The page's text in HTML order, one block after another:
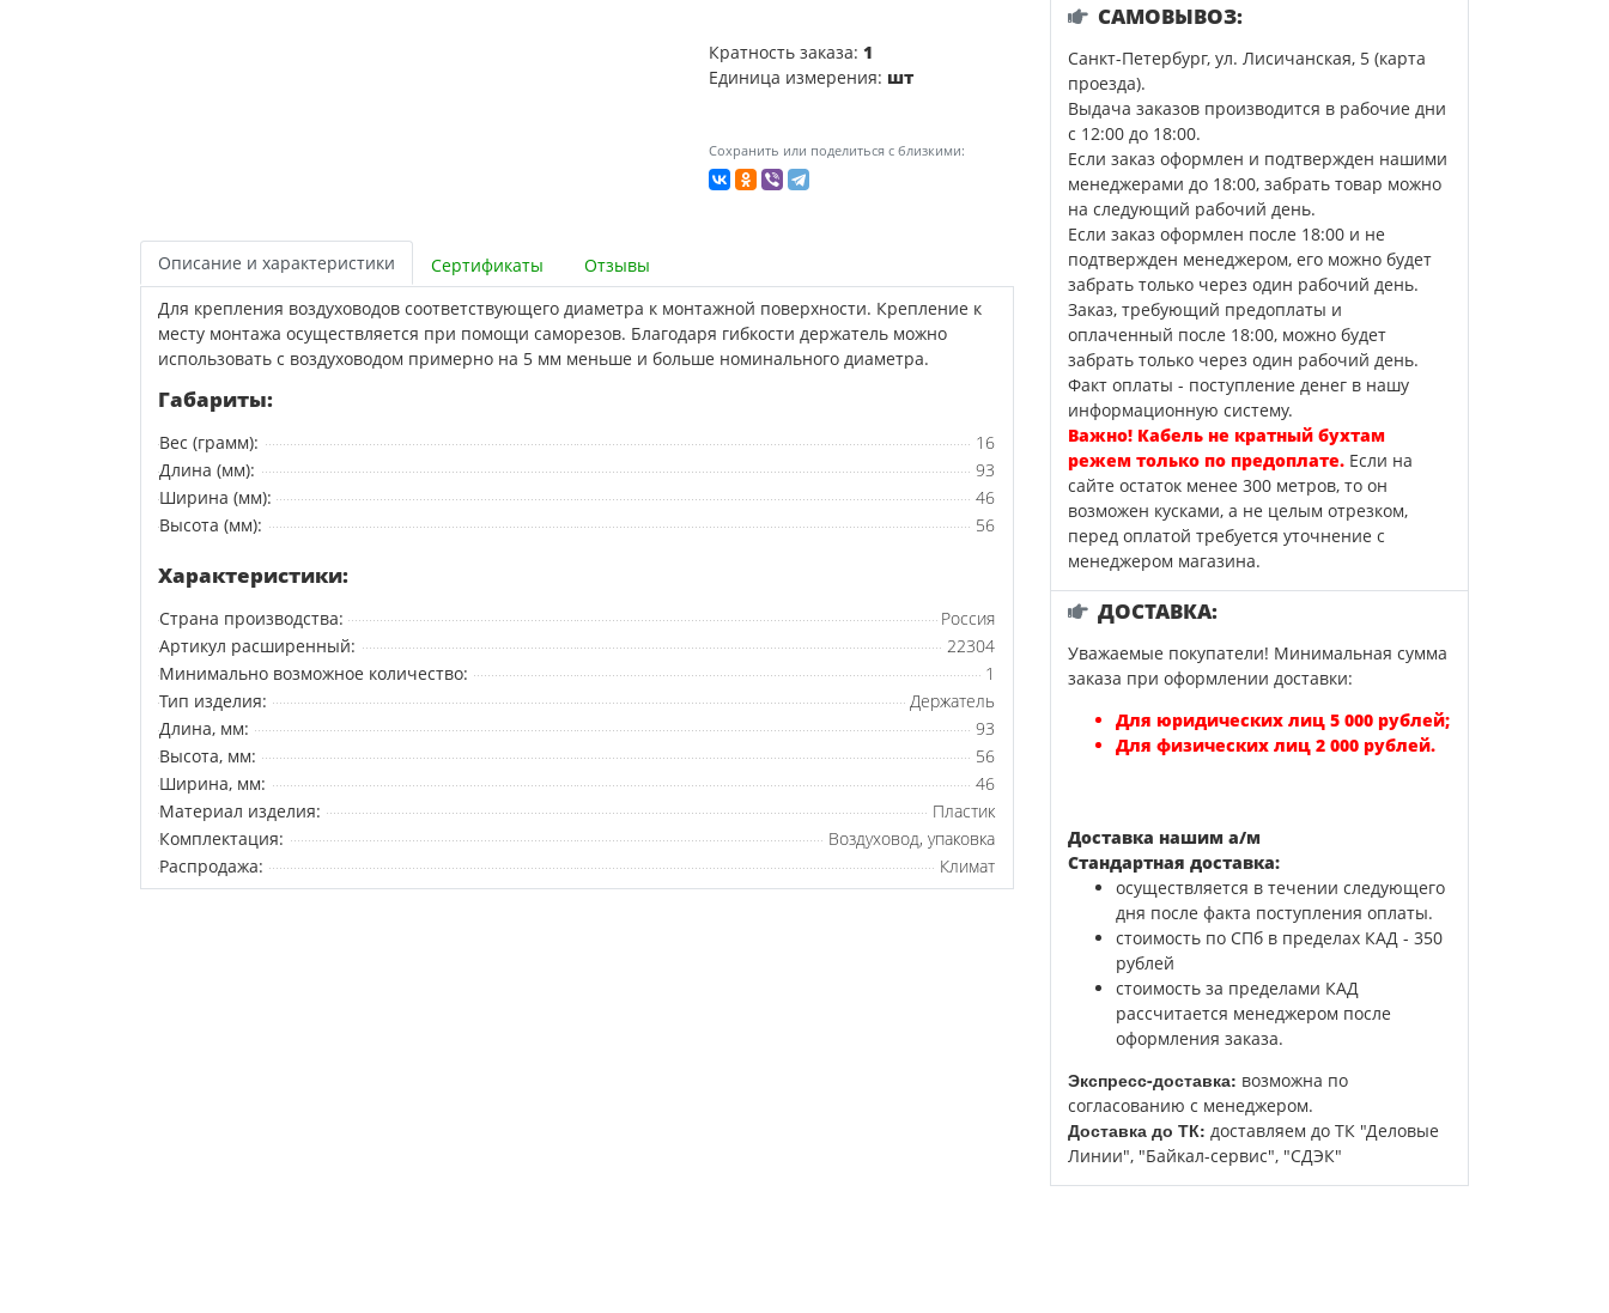
Кратность заказа: 1
Единица измерения: шт
Сохранить или поделиться с близкими:
САМОВЫВОЗ:
Санкт-Петербург, ул. Лисичанская, 5 (карта
проезда).
Выдача заказов производится в рабочие дни
с 12:00 до 18:00.
Если заказ оформлен и подтвержден нашими
менеджерами до 18:00, забрать товар можно
на следующий рабочий день.
Если заказ оформлен после 18:00 и не
подтвержден менеджером, его можно будет
забрать только через один рабочий день.
Заказ, требующий предоплаты и
оплаченный после 18:00, можно будет
забрать только через один рабочий день.
Факт оплаты - поступление денег в нашу
информационную систему.
Важно! Кабель не кратный бухтам
режем только по предоплате. Если на
сайте остаток менее 300 метров, то он
возможен кусками, а не целым отрезком,
перед оплатой требуется уточнение с
менеджером магазина.
ДОСТАВКА:
Уважаемые покупатели! Минимальная сумма
заказа при оформлении доставки:
Для юридических лиц 5 000 рублей;
Для физических лиц 2 000 рублей.
Доставка нашим а/м
Стандартная доставка:
осуществляется в течении следующего
дня после факта поступления оплаты.
стоимость по СПб в пределах КАД - 350
рублей
стоимость за пределами КАД
рассчитается менеджером после
оформления заказа.
Экспресс-доставка: возможна по
согласованию с менеджером.
Доставка до ТК: доставляем до ТК "Деловые
Линии", "Байкал-сервис", "СДЭК"
Описание и характеристики Сертификаты
Отзывы
Для крепления воздуховодов соответствующего диаметра к монтажной поверхности. Крепление к
месту монтажа осуществляется при помощи саморезов. Благодаря гибкости держатель можно
использовать с воздуховодом примерно на 5 мм меньше и больше номинального диаметра.
Габариты:
Вес (грамм):
16
Длина (мм):
93
Ширина (мм):
46
Высота (мм):
56
Характеристики:
Страна производства:
Россия
Артикул расширенный:
22304
Минимально возможное количество:
1
Тип изделия:
Держатель
Длина, мм:
93
Высота, мм:
56
Ширина, мм:
46
Материал изделия:
Пластик
Комплектация:
Воздуховод, упаковка
Распродажа:
Климат